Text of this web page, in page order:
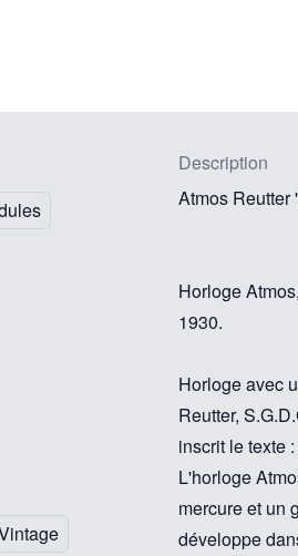
Description
Atmos Reutter
Horloge
1930.
Horloge avec
Reutter,
inscrit le texte
L'horloge
mercure et un
développe